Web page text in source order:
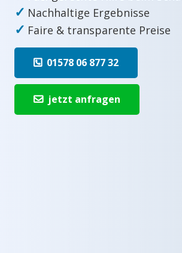
✓ Nachhaltige Ergebnisse
✓ Faire & transparente Preise
01578 06 877 32
jetzt anfragen